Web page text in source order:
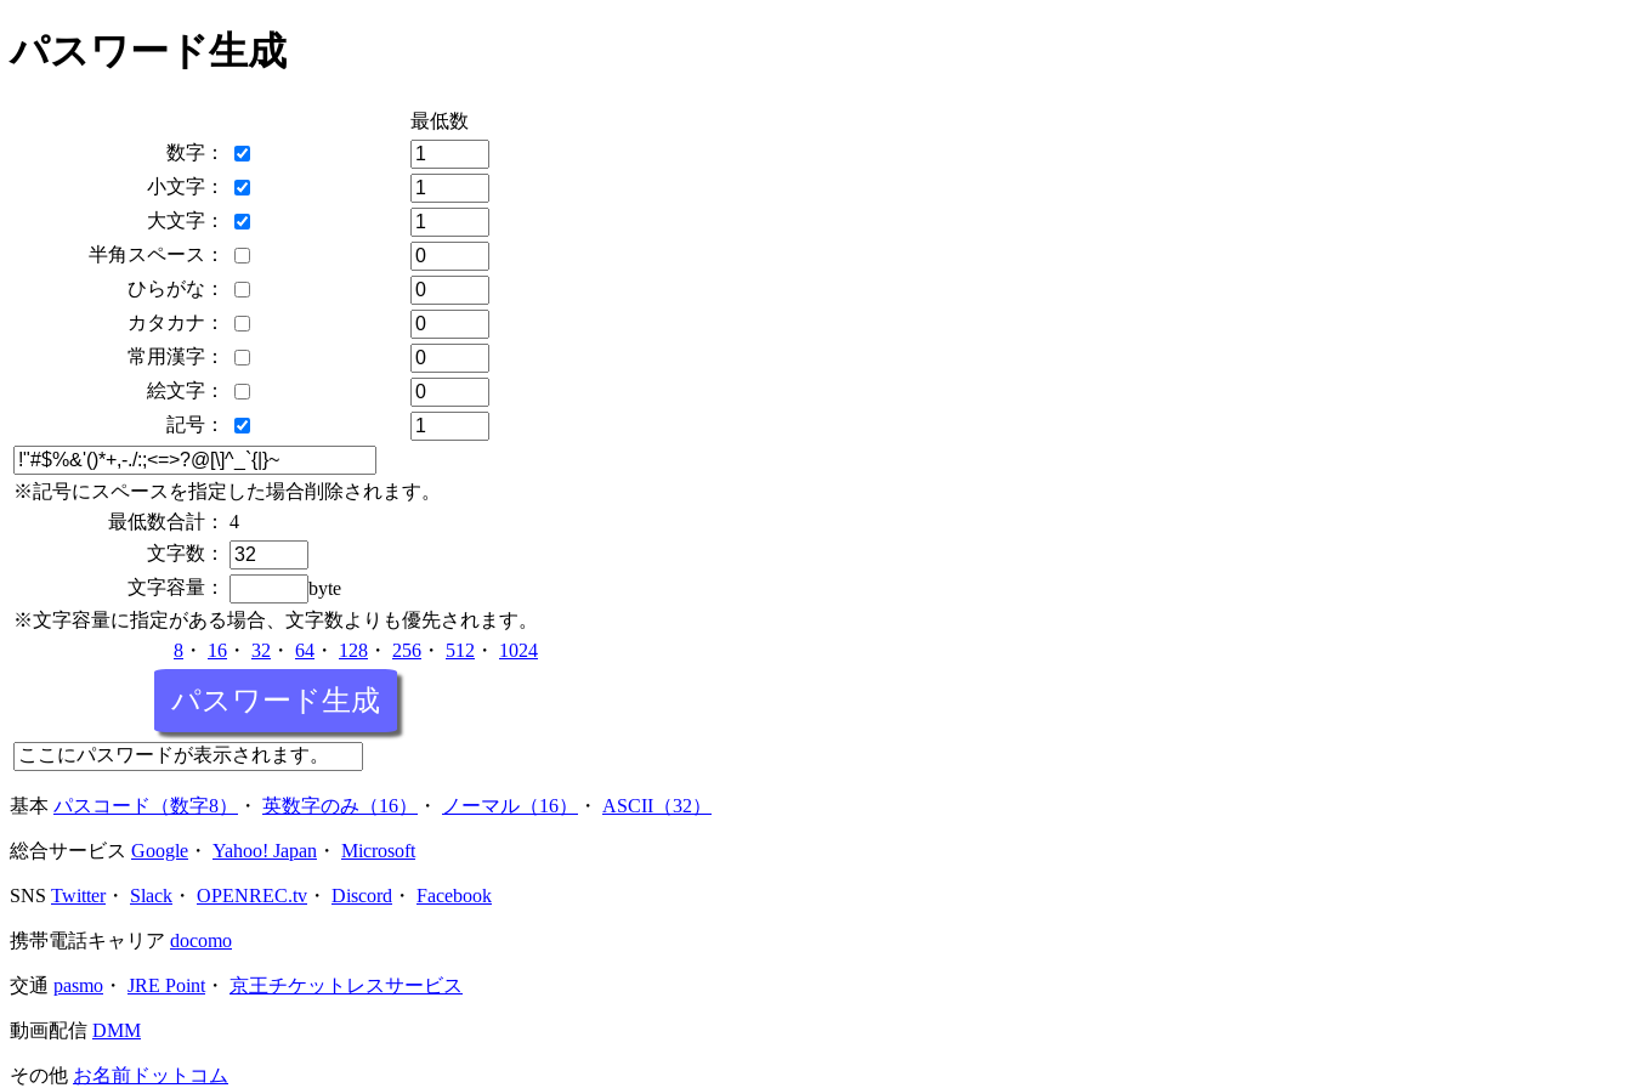
パスワード生成
最低数
数字：
小文字：
大文字：
半角スペース：
ひらがな：
カタカナ：
常用漢字：
絵文字：
記号：
※記号にスペースを指定した場合削除されます。
最低数合計：
4
文字数：
文字容量：
byte
※文字容量に指定がある場合、文字数よりも優先されます。
8 ・ 16 ・ 32 ・ 64 ・ 128 ・ 256 ・ 512 ・ 1024
基本 パスコード（数字8） ・ 英数字のみ（16） ・ ノーマル（16） ・ ASCII（32）
総合サービス Google ・ Yahoo! Japan ・ Microsoft
SNS Twitter・ Slack ・ OPENREC.tv ・ Discord ・ Facebook
携帯電話キャリア docomo
交通 pasmo ・ JRE Point ・ 京王チケットレスサービス
動画配信 DMM
その他 お名前ドットコム